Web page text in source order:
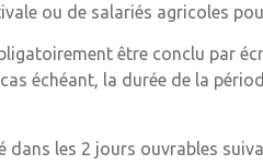
ou de salariés agricoles
être conclu par
échéant, la durée de la
les 2 jours ouvrables